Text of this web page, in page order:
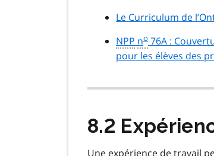
Le Curriculum de
NPP no 76A :
pour les élèves des
8.2
Une expérience de travail